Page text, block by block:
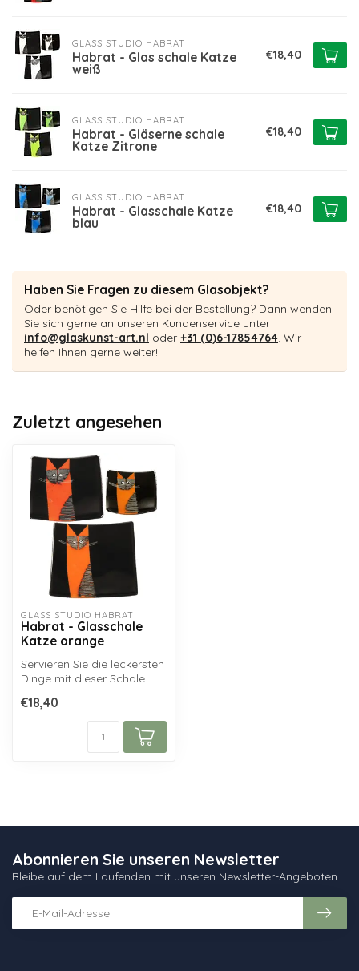
GLASS STUDIO HABRAT
Habrat - Glas schale Katze
weiß
€18,40
GLASS STUDIO HABRAT
Habrat - Gläserne schale
Katze Zitrone
€18,40
GLASS STUDIO HABRAT
Habrat - Glasschale Katze
blau
€18,40
Haben Sie Fragen zu diesem Glasobjekt?
Oder benötigen Sie Hilfe bei der Bestellung? Dann wenden
Sie sich gerne an unseren Kundenservice unter
info@glaskunst-art.nl oder +31 (0)6-17854764. Wir
helfen Ihnen gerne weiter!
Zuletzt angesehen
GLASS STUDIO HABRAT
Habrat - Glasschale
Katze orange
Servieren Sie die leckersten
Dinge mit dieser Schale
oder ...
€18,40
Abonnieren Sie unseren Newsletter
Bleibe auf dem Laufenden mit unseren Newsletter-Angeboten